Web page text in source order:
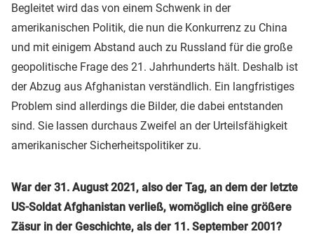
Begleitet wird das von einem Schwenk in der
amerikanischen Politik, die nun die Konkurrenz zu China
und mit einigem Abstand auch zu Russland für die große
geopolitische Frage des 21. Jahrhunderts hält. Deshalb ist
der Abzug aus Afghanistan verständlich. Ein langfristiges
Problem sind allerdings die Bilder, die dabei entstanden
sind. Sie lassen durchaus Zweifel an der Urteilsfähigkeit
amerikanischer Sicherheitspolitiker zu.
War der 31. August 2021, also der Tag, an dem der letzte
US-Soldat Afghanistan verließ, womöglich eine größere
Zäsur in der Geschichte, als der 11. September 2001?